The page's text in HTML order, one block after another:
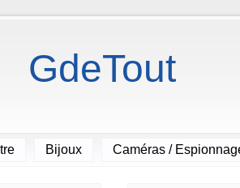
GdeTout
Bijoux Caméras /